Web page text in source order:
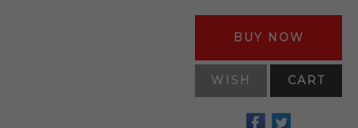
BUY NOW
WISH CART